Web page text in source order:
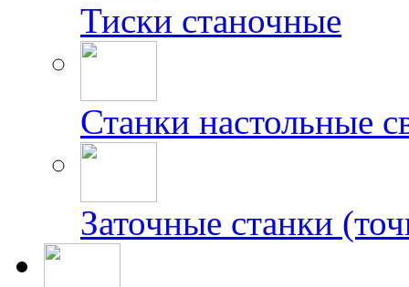
Тиски станочные
Станки настольные
Заточные станки